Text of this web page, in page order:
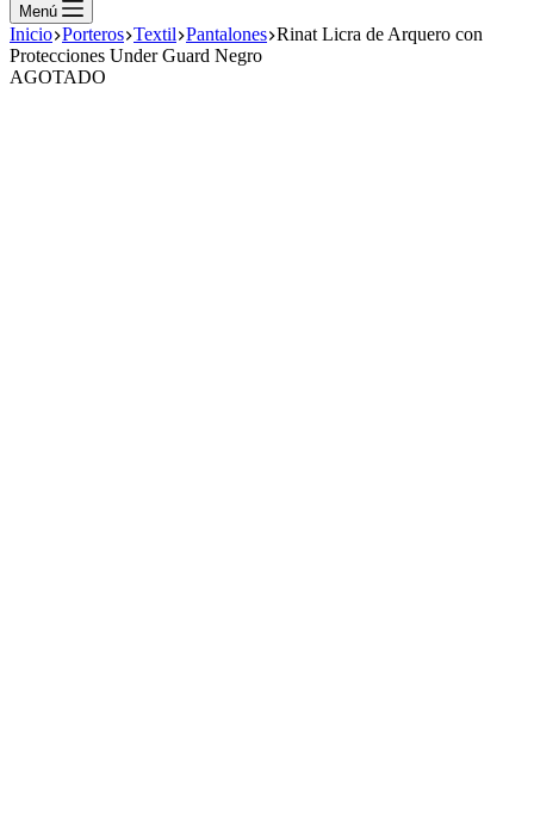
Menú
Inicio Porteros Textil Pantalones Rinat Licra de Arquero con
Protecciones Under Guard Negro
AGOTADO